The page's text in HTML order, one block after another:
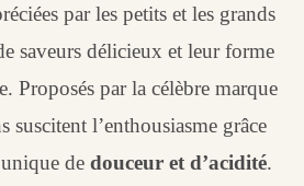
par les petits et les grands
saveurs délicieux et leur forme
Proposés par la célèbre marque
suscitent l’enthousiasme grâce
dedouceur et d’acidité.